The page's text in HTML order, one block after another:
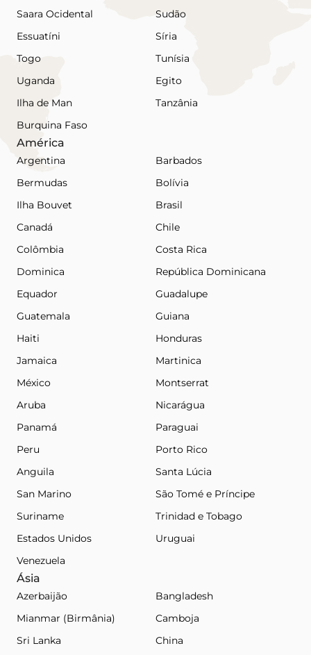
Saara Ocidental
Sudão
Essuatíni
Síria
Togo
Tunísia
Uganda
Egito
Ilha de Man
Tanzânia
Burquina Faso
América
Argentina
Barbados
Bermudas
Bolívia
Ilha Bouvet
Brasil
Canadá
Chile
Colômbia
Costa Rica
Dominica
República Dominicana
Equador
Guadalupe
Guatemala
Guiana
Haiti
Honduras
Jamaica
Martinica
México
Montserrat
Aruba
Nicarágua
Panamá
Paraguai
Peru
Porto Rico
Anguila
Santa Lúcia
San Marino
São Tomé e Príncipe
Suriname
Trinidad e Tobago
Estados Unidos
Uruguai
Venezuela
Ásia
Azerbaijão
Bangladesh
Mianmar (Birmânia)
Camboja
Sri Lanka
China